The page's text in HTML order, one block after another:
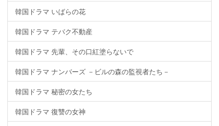
韓国ドラマ いばらの花
韓国ドラマ テバク不動産
韓国ドラマ 先輩、その口紅塗らないで
韓国ドラマ ナンバーズ －ビルの森の監視者たち－
韓国ドラマ 秘密の女たち
韓国ドラマ 復讐の女神